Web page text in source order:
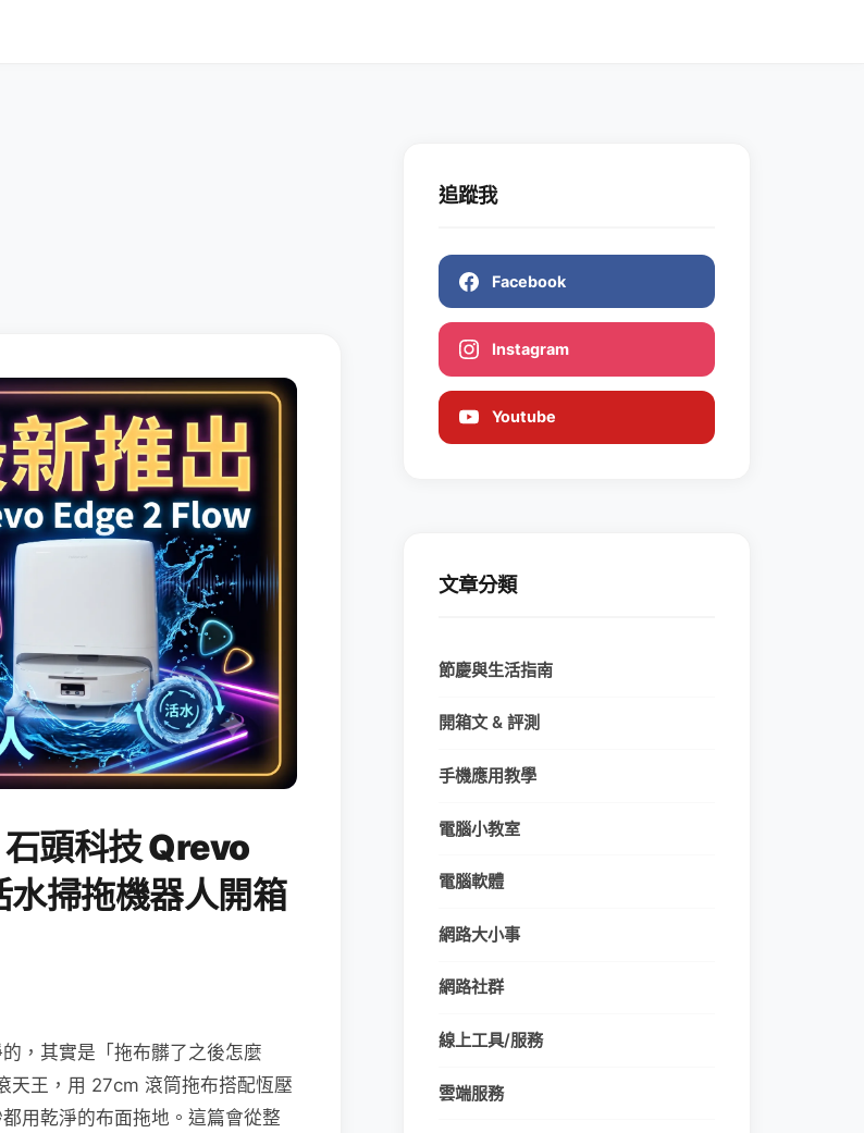
頭科技 Qrevo
掃拖機器人開箱
，其實是「拖布髒了之後怎麼
天王，用 27cm 滾筒拖布搭配恆壓
用乾淨的布面拖地。這篇會從整
追蹤我
Facebook
Instagram
Youtube
文章分類
節慶與生活指南
開箱文 & 評測
手機應用教學
電腦小教室
電腦軟體
網路大小事
網路社群
線上工具/服務
雲端服務